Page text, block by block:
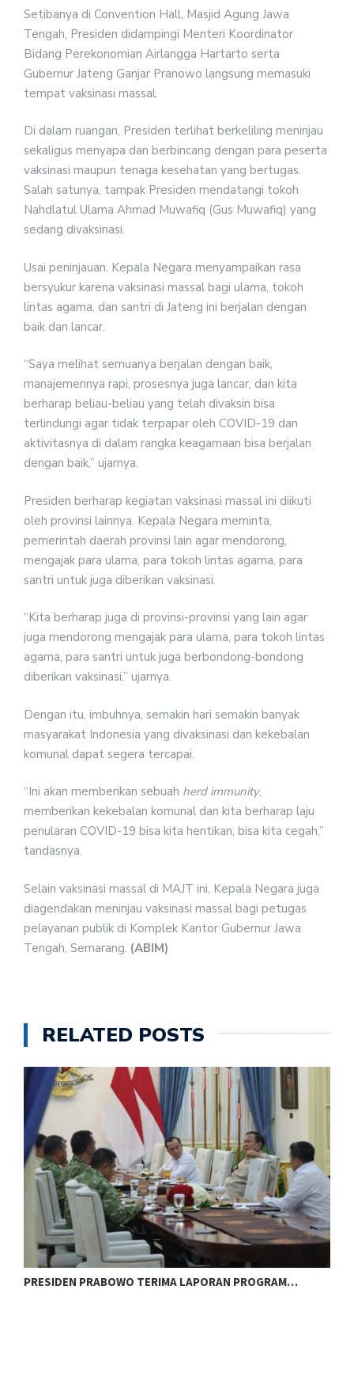
Setibanya di Convention Hall, Masjid Agung Jawa
Tengah, Presiden didampingi Menteri Koordinator
Bidang Perekonomian Airlangga Hartarto serta
Gubernur Jateng Ganjar Pranowo langsung memasuki
tempat vaksinasi massal.
Di dalam ruangan, Presiden terlihat berkeliling meninjau
sekaligus menyapa dan berbincang dengan para peserta
vaksinasi maupun tenaga kesehatan yang bertugas.
Salah satunya, tampak Presiden mendatangi tokoh
Nahdlatul Ulama Ahmad Muwafiq (Gus Muwafiq) yang
sedang divaksinasi.
Usai peninjauan, Kepala Negara menyampaikan rasa
bersyukur karena vaksinasi massal bagi ulama, tokoh
lintas agama, dan santri di Jateng ini berjalan dengan
baik dan lancar.
“Saya melihat semuanya berjalan dengan baik,
manajemennya rapi, prosesnya juga lancar, dan kita
berharap beliau-beliau yang telah divaksin bisa
terlindungi agar tidak terpapar oleh COVID-19 dan
aktivitasnya di dalam rangka keagamaan bisa berjalan
dengan baik,” ujarnya.
Presiden berharap kegiatan vaksinasi massal ini diikuti
oleh provinsi lainnya. Kepala Negara meminta,
pemerintah daerah provinsi lain agar mendorong,
mengajak para ulama, para tokoh lintas agama, para
santri untuk juga diberikan vaksinasi.
“Kita berharap juga di provinsi-provinsi yang lain agar
juga mendorong mengajak para ulama, para tokoh lintas
agama, para santri untuk juga berbondong-bondong
diberikan vaksinasi,” ujarnya.
Dengan itu, imbuhnya, semakin hari semakin banyak
masyarakat Indonesia yang divaksinasi dan kekebalan
komunal dapat segera tercapai.
“Ini akan memberikan sebuah herd immunity,
memberikan kekebalan komunal dan kita berharap laju
penularan COVID-19 bisa kita hentikan, bisa kita cegah,”
tandasnya.
Selain vaksinasi massal di MAJT ini, Kepala Negara juga
diagendakan meninjau vaksinasi massal bagi petugas
pelayanan publik di Komplek Kantor Gubernur Jawa
Tengah, Semarang. (ABIM)
RELATED POSTS
PRESIDEN PRABOWO TERIMA LAPORAN PROGRAM…